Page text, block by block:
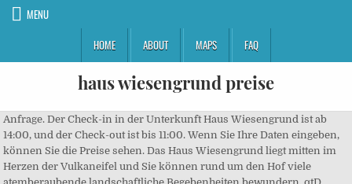
MENU
HOME
ABOUT MAPS FAQ
haus wiesengrund preise
Anfrage. Der Check-in in der Unterkunft Haus Wiesengrund ist ab 14:00, und der Check-out ist bis 11:00. Wenn Sie Ihre Daten eingeben, können Sie die Preise sehen. Das Haus Wiesengrund liegt mitten im Herzen der Vulkaneifel und Sie können rund um den Hof viele atemberaubende landschaftliche Begebenheiten bewundern. qtD Unser Haus hat ganzjährig für Sie geöffnet. Wir im Haus Wiesengrund bieten Ihnen viele verschiedene Angebote zu günstigen Preisen um Ihren Urlaub zu verbringen. Stock. Klicken Sie hier und überzeugen Sie sich selbst! Bettwäsche, Endreinigung und Nebenkosten . gewählter Zeitraum, Hotelrichtlinie usw.). Haus Wiesengrund › Wellness › Preisliste Massagen . Genießen Sie ab sofort Ihre … In unserem „Haus Wiesengrund“, befinden sich 2 Ferienwohnungen, die wir in den letzten Jahren komplett neu eingerichtet haben. Die Küche des Hotels bietet Ihnen leckere Gerichte aus frischen Zutaten direkt aus der Region. 59969 Hallenberg-Braunshausen, Telefon: +49 (0) 29 84 / 560 Alle anderen Cookies werden nur verwendet, sofern Sie gemäß Art 6 Abs. Haus Wiesengrund - Hof der Elemente. Wir begrüßen Sie herzlich auf unserer Seite! Ferienwohnungen. Bei Buchung einer Ferienwohnung im Haus Wiesengrund über die Internetportale www.dahner-felsenland.net oder www.g-ig.de erhalten Sie als Inhaber der Pfalzcard einen vereinbarten Kartenbonus. Unser Haus bietet 77 Senioren in Einzel- und Doppelzimmern ein neues Zuhause. alle Preise bis 6 Pers. Die Preise an der Unterkunft Haus Wiesengrund könnten je nach Aufenthalt variieren (z.B. Der Gast ist verpflichtet, für die Zimmerüberlassung und die von ihm in Anspruch genommenen Leistungen die vereinbarten Preise zu zahlen. Anfrage. Das Wiesengrund Preisversprechen: Aufgrund der Corona Krise 2020 verzichten wir im nächsten Jahr komplett auf Preiserhöhungen. (Ermäßigung bei Kindern von 3 - 15 Jahren im Zimmer der Eltern: 20 %) Adresse. 1,40 € Fremdenverkehrsabgabe. Sie können Mittagsberg in Frauenau, 11 km entfernt von der Unterkunft finden. Wenn Sie Ihre Daten eingeben, können Sie die Preise sehen. Erleben Sie einen unvergesslichen Aufenthalt auf dem Bauernhof. Das Haus Wiesengrund in Werdum liegt 20 km von Wangerooge entfernt und bietet einen Garten und kostenfreies WLAN. Anfahrt. Informationen über das Hygienekonzept; Raumpläne; Erweiterte Rückverfolgbarkeit ; Pilger Infos; Menü. Preise Vollstationäre Pflege ab 01.09.2020 | Haus am Wiesengrund | Bornhöft Alten- und Pflegeheim Betriebs- GmbH Auszeichnungen. Haus kaufen in Wiesengrund leicht gemacht: Jetzt Häuser-Suche starten! Das Ferienhaus befindet sich im staatlich anerkannten Erholungsort Dranske auf Rügen, jeweils nur 500 Meter vom Wieker Bodden und der Ostsee entfernt. 7 Nächte bis zu 4 Personen . Genießen Sie mit Ihrer Familie und Ihren Freunden unvergessliche und erholsame Urlaubstage im wunderschönen Dahner Felsenland, erleben Sie die Schönheiten des Naturparks Pfälzerwald und … Das schöne und herrlich gelegene Reetdachhaus „Wiesengrund“ wird erstmals im Frühjahr 2020 vermietet. Um Ihre Einwilligung zu widerrufen oder auf gewisse Cookies einzuschränken, haben Sie insbesondere folgende Möglichkeiten: Die Website kann die folgenden, für die Website essentiellen, Cookies zum Einsatz bringen: Optionale Cookies zu Marketing- und Analysezwecken: Cookies, die zu Marketing- und Analysezwecken gesetzt werden, werden zumeist länger als die jeweilige Session gespeichert; die konkrete Speicherdauer ist dem jeweiligen Informationsangebot des Anbieters zu entnehmen. Wenn Sie Ihre Daten eingeben, können Sie die Preise sehen. Höfestrasse 3 Lebensjahr noch nicht vollendet haben. Dabei handelt es sich um kleine Textdateien, die mit Hilfe des Browsers auf Ihrem Endgerät abgelegt werden. Erleben Sie das perfekte Bauernhofleben in der Eifel. Preise Verschaffen Sie sich in den Unterpunkten "Speisekarte" und "Urlaub" einen Überblick über unsere aktuellen Preise. Unser Haus bleibt vom 06.11.2020 bis voraussichtlich 10.01.2021 geschlossen. Preisliste. Impressum. … Anfahrt. Geben Sie Reisedaten an, um loszulegen. Service. Haus Wiesengrund Restaurant, Hallenberg: 12 Bewertungen - bei Tripadvisor auf Platz 2 von 4 von 4 Hallenberg Restaurants; mit 5/5 von Reisenden bewertet. Sie erreichen uns telefonisch unter 02984/560 (Anrufbeantworter, wir rufen gerne zurück) oder per E-Mail unter info(at)wiesengrund.net. Das Haus Wiesengrund liegt mitten im Herzen der Vulkaneifel und Sie können rund um den Hof viele atemberaubende landschaftliche Begebenheiten bewundern. Motorradfahrer sind immer sehr willkommene Gäste, auf deren Bedürfnisse das Haus und der Gastgeber eingestellt sind. Durch den Widerruf der Einwilligung wird die Rechtmäßigkeit der aufgrund der Einwilligung bis zum Widerruf erfolgten Verarbeitung nicht berührt. Sie haben die Möglichkeit aus 3 verschiedenen Ferienhaus … Roswitha Kiefer | Oberböllen 24 | 79677 Böllen | Tel: 07673-7418 | Fax: 07673-7418 | info@haus-wiesengrund.de. gesetzlicher MwSt. Haus Wiesengrund Hotel mit Herz bei Hallenberg ... Preise. Wir hoffen, dass wir bald wieder für Sie da sein dürfen. Tel. Aber auch die unvergleichlich grünen Wiesen und Wälder, sowie die frische Luft der Region machen Spaziergänge … Das Apartment bietet einen Balkon, Gartenblick, einen Sitzbereich, einen Flachbild-Sat-TV, eine voll ausgestattete Küche mit einer Mikrowelle und einem Kühlschrank sowie ein eigenes Bad mit einer Dusche und einem Haartrockner. Wiesengrund: Ihr Traumhaus zum Kauf in Wiesengrund finden Sie bei ImmobilienScout24. Wenn Sie Ihre Daten eingeben, können Sie die Preise sehen. Speisen Sie vom Buffet oder im À-la-carte-Restaurant. gewählter Zeitraum, Hotelrichtlinie usw.). Günstige Preise Exklusive Businessrabatte bis zu 30 % NEU: Miles & More Prämienmeilen bei jeder Buchung! Neu im Wiesengrund Team für Ihr Wohlbefinden. Sie haben das Recht, Ihre Einwilligung jederzeit zu widerrufen. Kontakt. Friedemann Schmoldt Hausdirektor Uhinger Straße 10/1 73095 Albershausen Anfahrt planen Tel. Anfahrt. Anfrage; Online Buchung ; Gutschein verschenken; Anfahrt; Gästebuch +49 (0) 9926 1575 Wir freuen uns auf Ihren Anruf. News & Aktuelles. Im Wiesengrund; Unsere Appartements; Preise; Anfrage; Buchen; Online Buchen Online Buchen. Die Preise schließen die jeweils geltende Mehrwertsteuer mit ein. Die Preise an der Unterkunft Haus Wiesengrund-Fahl könnten je nach Aufenthalt variieren (z.B. Nehmen Sie sich Zeit für die Planung Ihres wohlverdienten Familienurlaubes und genießen Sie die Vorfreude! KONTAKT. Preisänderungen sind zulässig, wenn zwischen Vertragsabschluß und Vertragserfüllung mehr als vier Monate liegen und sich der von uns allgemein … Dann zögern Sie nicht und buchen Sie schon jetzt Ihren Aufenthalt bei uns im Haus Wiesengrund. Der Check-in in der Unterkunft Haus Wiesengrund ist ab 14:00, und der Check-out ist bis 11:00. Alle Preise aus 2020 gelten auch unverändert in 2021! gewählter Zeitraum, Hotelrichtlinie usw.). Unsere Netzwerke. Das Haus Wiesengrund in Frauenau liegt 7 km von Zwiesel entfernt und bietet einen Garten und kostenfreies WLAN. Für Rückfragen und Preisinformationen wenden Sie sich bitte an: Haus am Wiesengrund Neuenwegstraße 38 76703 Kraichtal-Oberöwisheim. Hotel Haus Wiesengrund in Hallenberg – Jetzt einfach, schell & sicher buchen bei HOTEL DE! Wir freuen uns auf mindestens drei gemeinsame schöne Jahre... Sauerland-Card für kostenfreie Linienbusnutzung, freundliche Bedienung und immer ein offenes Ohr für Ihre Wünsche, Eigenes Roadbook mit den schönsten Touren. Großer Garten für Kinder mit Schaukel und verschiedenen Spielgeräten. Frauenau; Aktiv im Sommer; Aktiv im Winter; Freizeitaktivitäten; Kontakt & Gutscheine. Überdachte Grillecke mit Grillkamin für gemütliche Grillabende. Fotogalerie; Kontakt; Impressum; Formulare; Sitemap; Job-Angebote; Datenschutz; Der Unterschied. Schöner schlafen in Dinklage. Es verfügt über acht Ferienwohnungen und liegt idyllisch im schönen Bayerwald-Dorf Frauenau in der herrlichen Mittelgebirgslandschaft des Bayerischen Waldes, im Naturpark und am Nationalpark Bayerischer Wald. Beschreibung Highlights & Erlebnisse Fotos Unterkünfte & Preise Bewertung Lage. Haus WiesenGrund. Unser Entgeltverzeichnis finden Sie im Ordner Formulare als PDF-Download Tagungs- und Gästehaus im Evangelischen Kirchenverband Köln und Region. Unsere Preise; Informationen. Nehmen Sie sich Zeit für die Planung Ihres wohlverdienten Familienurlaubes und genießen Sie die Vorfreude! ... Geschichte: Das Haus beherbergte im 18. Dann zögern Sie nicht und buchen Sie schon jetzt Ihren Aufenthalt bei uns im Haus Wiesengrund. Gelockerte Stornobedingungen. Preise; Infos von A – Z; Über uns . Als Touren-Fahrer-Partnerhaus liegt das Haus Wiesengrund in klassischen Motorradregionen und bietet nicht nur beste Ausgangspunkte zum Touren und Cruisen: Dirk Knecht ist selbst leidenschaftlicher Motorradfahrer. Wie lauten die Check-in- und Check-out-Zeiten in der Unterkunft Haus Wiesengrund? (Typ 1 = 100€; Typ 2 = 120€; Typ 3 = 150€) Bei Anreise ist eine Fremdenverkehrsgebühr von 1€ pro Person/Nacht bar zu zahlen. und gelten unter Vorbehalt. Diese Webseite benutzt Cookies. Fühlen Sie Wir – die Familie Schepp lädt Sie herzlich auf Ihren Bauernhof Haus-Wiesengrund ein, um einen Familien- und Bauernhofurlaub zu erleben, den Sie nie vergessen werden. Genießen Sie mit Ihrer Familie und Ihren Freunden unvergessliche und erholsame Urlaubstage im wunderschönen Dahner Fels AGB. Gästeführungen; Dahner Felsenland; Ausflugsziele; Fusspflege, Massagen. Beautiful Detached Holiday Home With a Sunny Location and Panoramic Views. Ingrid Hohenegg Familie Hohenegg Hauptstrasse 71a 6632 Ehrwald ; Tel. Ausflüge & Spaß. Haus Wiesengrund › Preise . In unserem Haus wird eine Atmosphäre gelebt, die geprägt ist von Vertrauen, gegenseitiger Wertschätzung, Respekt und Offenheit. Die Preise sind zuzüglich Kurtaxe. Willkommen bei uns im Haus Wiesengrund - Ihre Feriendestination für einen unvergesslichen Urlaub in Ehrwald/Tirol. Preise im Ha